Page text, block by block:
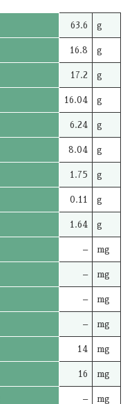
63.6 g
16.8 g
17.2 g
16.04 g
6.24 g
8.04 g
1.75 g
0.11 g
1.64 g
– mg
– mg
– mg
– mg
14 mg
16 mg
– mg